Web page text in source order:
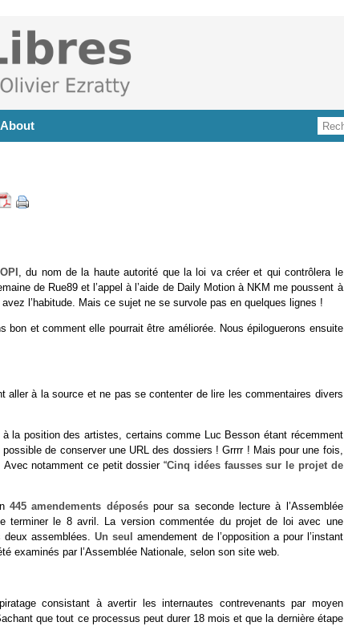
About
, du nom de la haute autorité que la loi va créer et qui contrôlera le
de Rue89 et l’appel à l’aide de Daily Motion à NKM me poussent à
l’habitude. Mais ce sujet ne se survole pas en quelques lignes !
et comment elle pourrait être améliorée. Nous épiloguerons ensuite
à la source et ne pas se contenter de lire les commentaires divers
position des artistes, certains comme Luc Besson étant récemment
de conserver une URL des dossiers ! Grrrr ! Mais pour une fois,
Avec notamment ce petit dossier “Cinq idées fausses sur le projet de
445 amendements déposéspour sa seconde lecture à l’Assemblée
terminer le 8 avril. La version commentée du projet de loi avec une
deux assemblées.Un seul
amendement de l’opposition a pour l’instant
examinés par l’Assemblée Nationale, selon son site web.
consistant à avertir les internautes contrevenants par moyen
que tout ce processus peut durer 18 mois et que la dernière étape